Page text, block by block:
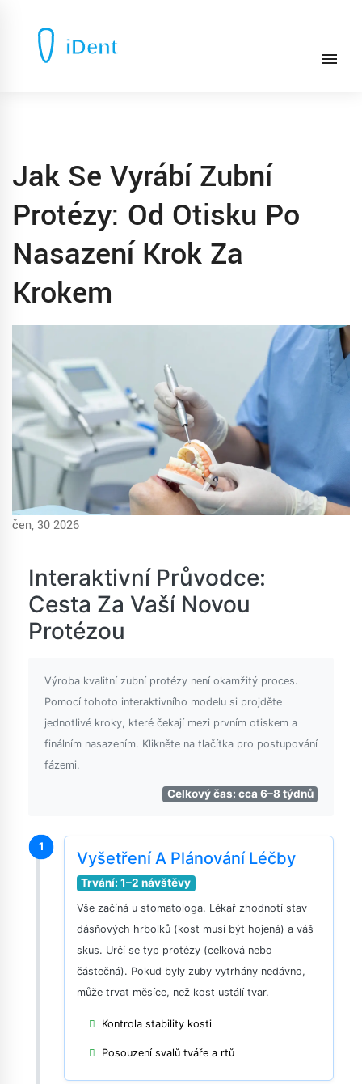
Jak Se Vyrábí Zubní
Protézy: Od Otisku Po
Nasazení Krok Za
Krokem
čen, 30 2026
Interaktivní Průvodce:
Cesta Za Vaší Novou
Protézou
Výroba kvalitní zubní protézy není okamžitý proces.
Pomocí tohoto interaktivního modelu si projděte
jednotlivé kroky, které čekají mezi prvním otiskem a
finálním nasazením. Klikněte na tlačítka pro postupování
fázemi.
Celkový čas: cca 6–8 týdnů
1
Vyšetření A Plánování Léčby
Trvání: 1–2 návštěvy
Vše začíná u stomatologa. Lékař zhodnotí stav
dásňových hrbolků (kost musí být hojená) a váš
skus. Určí se typ protézy (celková nebo
částečná). Pokud byly zuby vytrhány nedávno,
může trvat měsíce, než kost ustálí tvar.
Kontrola stability kosti
Posouzení svalů tváře a rtů